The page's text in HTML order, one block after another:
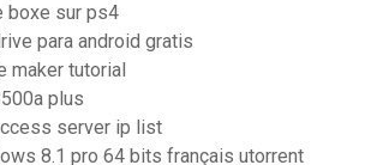
boxe sur ps4
para android gratis
maker tutorial
plus
server ip list
8.1 pro 64 bits français utorrent